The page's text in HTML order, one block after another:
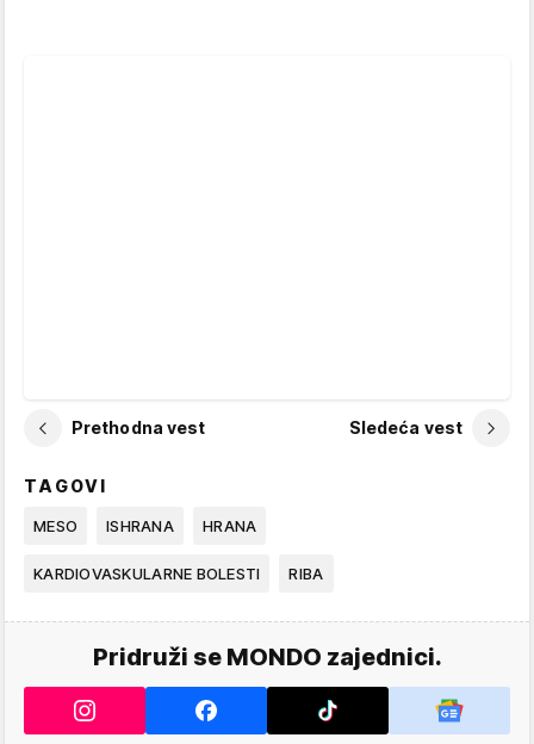
Prethodna vest Sledeća vest
TAGOVI
MESO ISHRANA HRANA
KARDIOVASKULARNE BOLESTI RIBA
Pridruži se MONDO zajednici.